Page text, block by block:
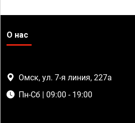
О нас
Омск, ул. 7-я линия, 227а
Пн-Сб | 09:00 - 19:00